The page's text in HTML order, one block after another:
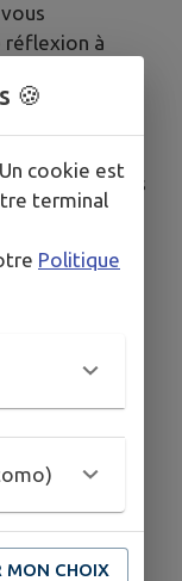
vous
réflexion à
atelier.
et
de cultures
🍪
cookie est
terminal
Politique
MON CHOIX